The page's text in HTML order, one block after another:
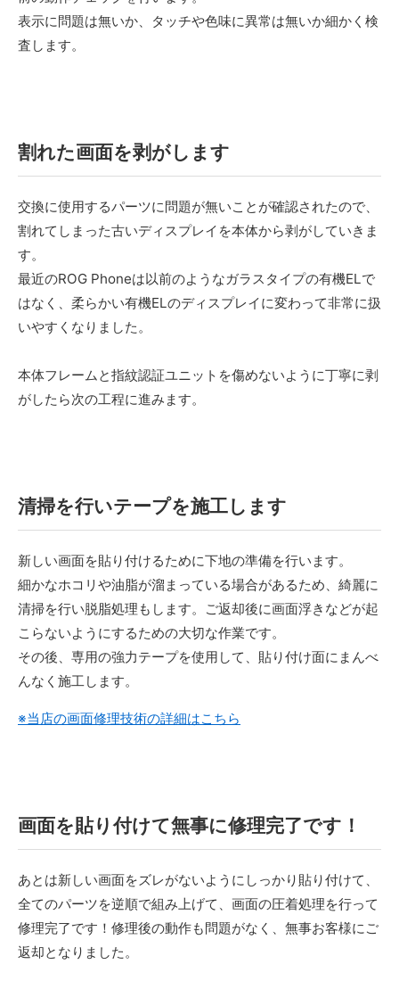
表示に問題は無いか、タッチや色味に異常は無いか細かく検
査します。
割れた画面を剥がします
交換に使用するパーツに問題が無いことが確認されたので、
割れてしまった古いディスプレイを本体から剥がしていきま
す。
最近のROG Phoneは以前のようなガラスタイプの有機ELで
はなく、柔らかい有機ELのディスプレイに変わって非常に扱
いやすくなりました。
本体フレームと指紋認証ユニットを傷めないように丁寧に剥
がしたら次の工程に進みます。
清掃を行いテープを施工します
新しい画面を貼り付けるために下地の準備を行います。
細かなホコリや油脂が溜まっている場合があるため、綺麗に
清掃を行い脱脂処理もします。ご返却後に画面浮きなどが起
こらないようにするための大切な作業です。
その後、専用の強力テープを使用して、貼り付け面にまんべ
んなく施工します。
※当店の画面修理技術の詳細はこちら
画面を貼り付けて無事に修理完了です！
あとは新しい画面をズレがないようにしっかり貼り付けて、
全てのパーツを逆順で組み上げて、画面の圧着処理を行って
修理完了です！修理後の動作も問題がなく、無事お客様にご
返却となりました。